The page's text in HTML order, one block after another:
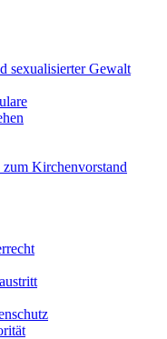
sexualisierter Gewalt
zum Kirchenvorstand